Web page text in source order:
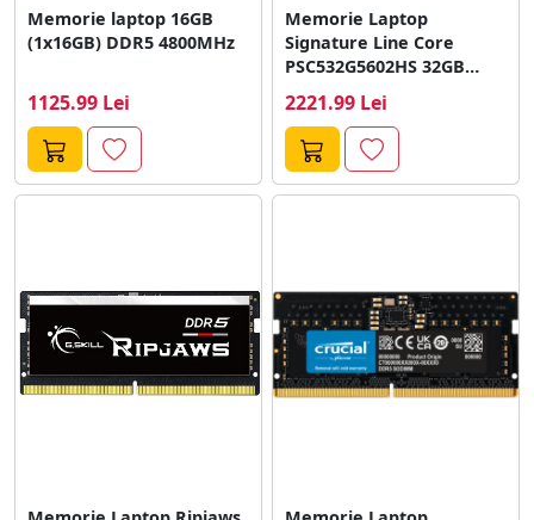
Memorie laptop 16GB
(1x16GB) DDR5 4800MHz
1125.99 Lei
Memorie Laptop
Signature Line Core
PSC532G5602HS 32GB
2221.99 Lei